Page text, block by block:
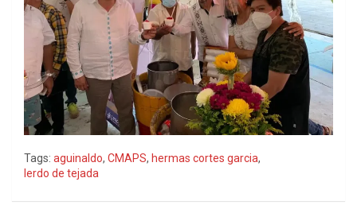
Tags: aguinaldo, CMAPS, hermas cortes garcia,
lerdo de tejada